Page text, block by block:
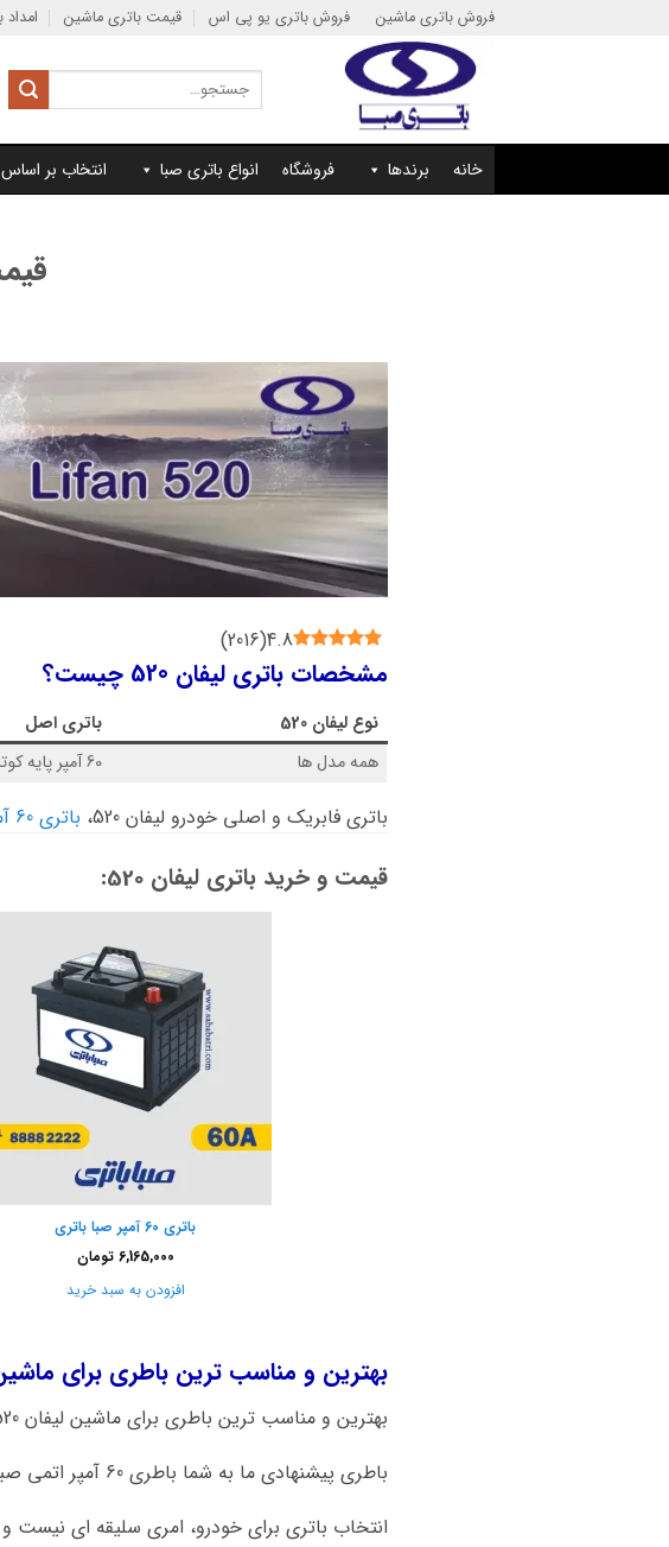
فروش باتری ماشین فروش باتری یو پی اس قیمت باتری ماشین امداد
جستجو
برای:
خانه برندها فروشگاه انواع باتری صبا انتخاب بر اساس
4.8
(
2016
)
مشخصات باتری لیفان 520 چیست؟
نوع لیفان 520 باتری اصل
همه مدل ها
60 آمپر پایه کوتاه قالب L2
باتری فابریک و اصلی خودرو لیفان 520، باتری 60 آمپر
قیمت و خرید باتری لیفان 520:
باتری 60 آمپر صبا باتری
6,165,000 تومان
افزودن به سبد خرید
بهترین و مناسب ترین باطری برای ماشین لیفان 520 کدام
بهترین و مناسب ترین باطری برای ماشین لیفان 520 باتری 60 آمپر اتمی است.
باطری پیشنهادی ما به شما باطری 60 آمپر اتمی صبا باتری است. هم کیفیت بالا و قیمت مناسب از نکات قابل توجه این برند است.
انتخاب باتری برای خودرو، امری سلیقه ای نیست